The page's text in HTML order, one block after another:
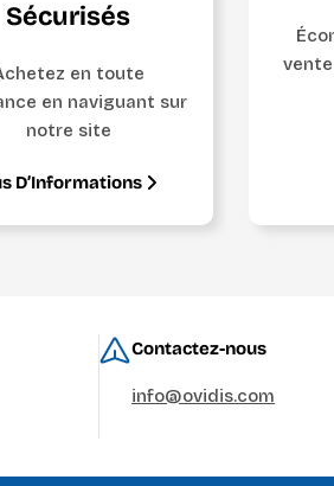
Sécurisés
en toute
en naviguant sur
notre site
D’Informations
Contactez-nous
info@ovidis.com